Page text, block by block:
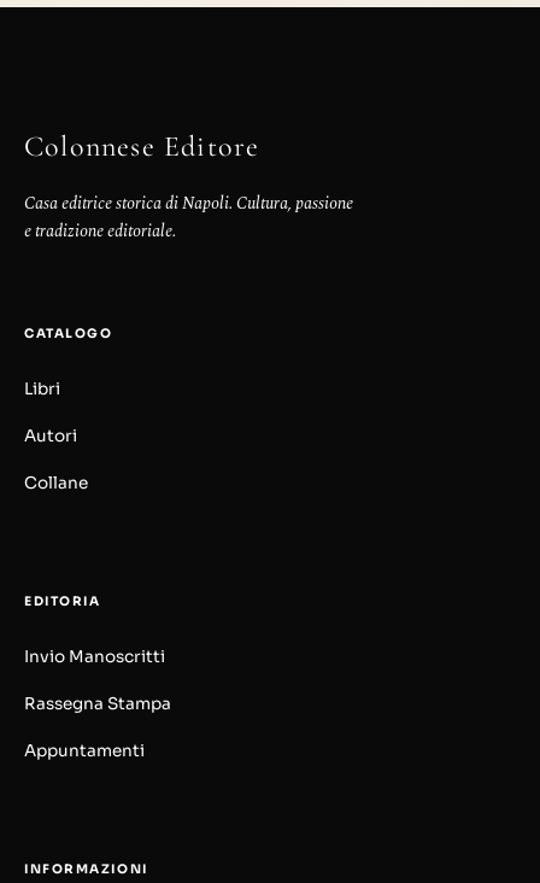
Colonnese Editore
Casa editrice storica di Napoli. Cultura, passione
e tradizione editoriale.
CATALOGO
Libri
Autori
Collane
EDITORIA
Invio Manoscritti
Rassegna Stampa
Appuntamenti
INFORMAZIONI